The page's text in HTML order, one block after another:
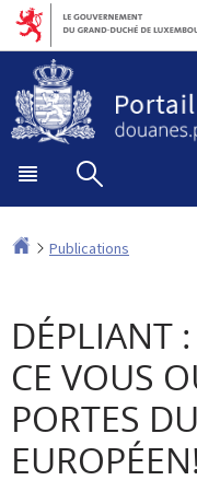
Aller
navigation
Aller
contenu
Menu
Accueil
Publications
DÉPLIANT
CE VOUS
PORTES
EUROPÉEN!